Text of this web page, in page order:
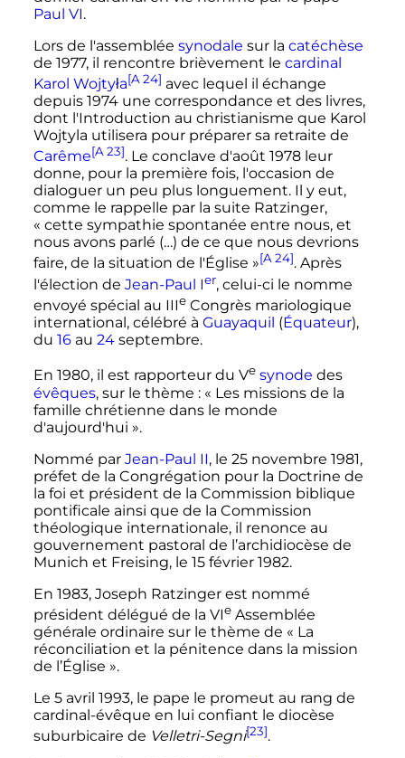
Paul VI.
Lors de l'assemblée synodale sur la catéchèse
de 1977, il rencontre brièvement le cardinal
Karol Wojtyła[A 24] avec lequel il échange
depuis 1974 une correspondance et des livres,
dont l'Introduction au christianisme que Karol
Wojtyla utilisera pour préparer sa retraite de
Carême[A 23]. Le conclave d'août 1978 leur
donne, pour la première fois, l'occasion de
dialoguer un peu plus longuement. Il y eut,
comme le rappelle par la suite Ratzinger,
« cette sympathie spontanée entre nous, et
nous avons parlé (…) de ce que nous devrions
faire, de la situation de l'Église »[A 24]. Après
l'élection de Jean-Paul Ier, celui-ci le nomme
envoyé spécial au IIIeCongrès mariologique
international, célébré à Guayaquil (Équateur),
du 16au 24septembre.
En 1980, il est rapporteur du Ve synode des
évêques, sur le thème : « Les missions de la
famille chrétienne dans le monde
d'aujourd'hui ».
Nommé par Jean-Paul II, le 25 novembre 1981,
préfet de la Congrégation pour la Doctrine de
la foi et président de la Commission biblique
pontificale ainsi que de la Commission
théologique internationale, il renonce au
gouvernement pastoral de l’archidiocèse de
Munich et Freising, le 15 février 1982.
En 1983, Joseph Ratzinger est nommé
président délégué de la VIeAssemblée
générale ordinaire sur le thème de « La
réconciliation et la pénitence dans la mission
de l’Église ».
Le 5 avril 1993, le pape le promeut au rang de
cardinal-évêque en lui confiant le diocèse
suburbicaire de Velletri-Segni[23].